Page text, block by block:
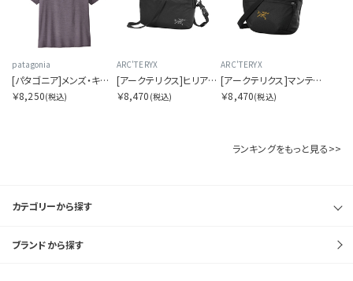
patagonia
[パタゴニア]メンズ・キャプリーン・クール・デイリー・シャツ（ハット・トリッパー）
￥8,250(税込)
ARC'TERYX
[アークテリクス]ヒリアド クロスボディ
￥8,470 (税込)
ARC'TERYX
[アークテリクス]マンティス 2 ウエストパック
￥8,470(税込)
ランキングをもっと見る>>
カテゴリーから探す
ブランドから探す